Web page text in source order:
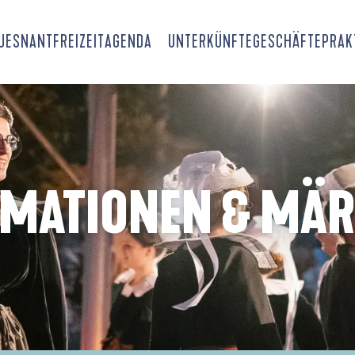
FREIZEITAGENDA UNTERKÜNFTEGESCHÄFTE
&